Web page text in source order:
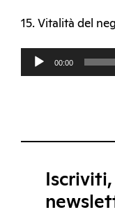
15. Vitalità del
Audio
00:00